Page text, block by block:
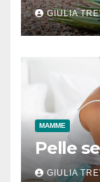
GIULIA
MAMME
Pelle
GIULIA